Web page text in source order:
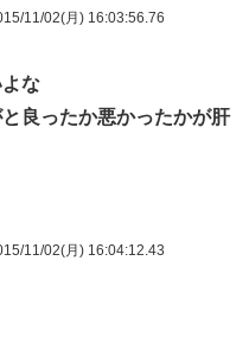
11/02(月) 16:03:56.76
な
良ったか悪かったかが肝
11/02(月) 16:04:12.43